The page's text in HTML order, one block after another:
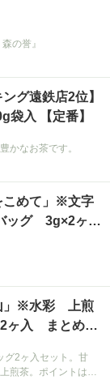
の誉』
グ遠鉄店2位】
袋入 【定番】
かなお茶です。
こめて」※文字
ッグ 3g×2ヶ
ト投函便・送料
」※水彩 上煎
ヶ入 まとめ買
料込み】
グ2ヶ入セット。甘
煎茶。ポイントは空